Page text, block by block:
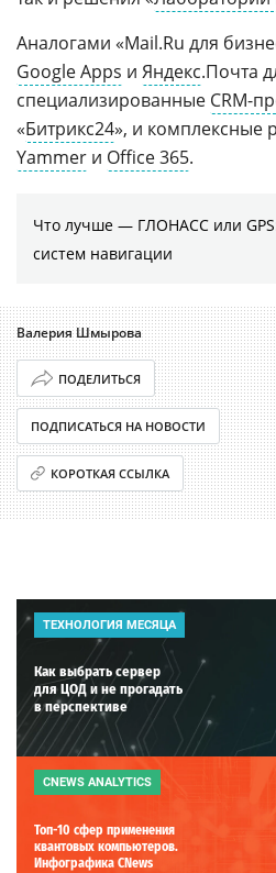
Аналогами «Mail.Ru для
Google Apps и Яндекс.Почта
специализированные CRM-
«Битрикс24», и комплексные
Yammer и Office 365.
Что лучше — ГЛОНАСС или
систем навигации
Валерия Шмырова
ПОДЕЛИТЬСЯ
ПОДПИСАТЬСЯ НА НОВОСТИ
КОРОТКАЯ ССЫЛКА
ТЕХНОЛОГИЯ МЕСЯЦА
Как выбрать сервер
для ЦОД и не прогадать
в перспективе
CNEWS ANALYTICS
Топ-10 сфер применения
квантовых компьютеров.
Инфографика CNews